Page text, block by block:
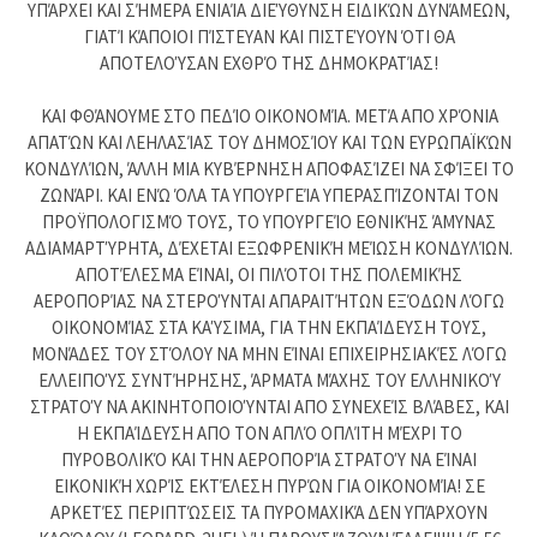
ΥΠΆΡΧΕΙ ΚΑΙ ΣΉΜΕΡΑ ΕΝΙΑΊΑ ΔΙΕΎΘΥΝΣΗ ΕΙΔΙΚΏΝ ΔΥΝΆΜΕΩΝ,
ΓΙΑΤΊ ΚΆΠΟΙΟΙ ΠΊΣΤΕΥΑΝ ΚΑΙ ΠΙΣΤΕΎΟΥΝ ΌΤΙ ΘΑ
ΑΠΟΤΕΛΟΎΣΑΝ ΕΧΘΡΌ ΤΗΣ ΔΗΜΟΚΡΑΤΊΑΣ!
ΚΑΙ ΦΘΆΝΟΥΜΕ ΣΤΟ ΠΕΔΊΟ ΟΙΚΟΝΟΜΊΑ. ΜΕΤΆ ΑΠΟ ΧΡΌΝΙΑ
ΑΠΑΤΏΝ ΚΑΙ ΛΕΗΛΑΣΊΑΣ ΤΟΥ ΔΗΜΟΣΊΟΥ ΚΑΙ ΤΩΝ ΕΥΡΩΠΑΪΚΏΝ
ΚΟΝΔΥΛΊΩΝ, ΆΛΛΗ ΜΙΑ ΚΥΒΈΡΝΗΣΗ ΑΠΟΦΑΣΊΖΕΙ ΝΑ ΣΦΊΞΕΙ ΤΟ
ΖΩΝΆΡΙ. ΚΑΙ ΕΝΏ ΌΛΑ ΤΑ ΥΠΟΥΡΓΕΊΑ ΥΠΕΡΑΣΠΊΖΟΝΤΑΙ ΤΟΝ
ΠΡΟΫΠΟΛΟΓΙΣΜΌ ΤΟΥΣ, ΤΟ ΥΠΟΥΡΓΕΊΟ ΕΘΝΙΚΉΣ ΆΜΥΝΑΣ
ΑΔΙΑΜΑΡΤΎΡΗΤΑ, ΔΈΧΕΤΑΙ ΕΞΩΦΡΕΝΙΚΉ ΜΕΊΩΣΗ ΚΟΝΔΥΛΊΩΝ.
ΑΠΟΤΈΛΕΣΜΑ ΕΊΝΑΙ, ΟΙ ΠΙΛΌΤΟΙ ΤΗΣ ΠΟΛΕΜΙΚΉΣ
ΑΕΡΟΠΟΡΊΑΣ ΝΑ ΣΤΕΡΟΎΝΤΑΙ ΑΠΑΡΑΙΤΉΤΩΝ ΕΞΌΔΩΝ ΛΌΓΩ
ΟΙΚΟΝΟΜΊΑΣ ΣΤΑ ΚΑΎΣΙΜΑ, ΓΙΑ ΤΗΝ ΕΚΠΑΊΔΕΥΣΗ ΤΟΥΣ,
ΜΟΝΆΔΕΣ ΤΟΥ ΣΤΌΛΟΥ ΝΑ ΜΗΝ ΕΊΝΑΙ ΕΠΙΧΕΙΡΗΣΙΑΚΈΣ ΛΌΓΩ
ΕΛΛΕΙΠΟΎΣ ΣΥΝΤΉΡΗΣΗΣ, ΆΡΜΑΤΑ ΜΆΧΗΣ ΤΟΥ ΕΛΛΗΝΙΚΟΎ
ΣΤΡΑΤΟΎ ΝΑ ΑΚΙΝΗΤΟΠΟΙΟΎΝΤΑΙ ΑΠΟ ΣΥΝΕΧΕΊΣ ΒΛΆΒΕΣ, ΚΑΙ
Η ΕΚΠΑΊΔΕΥΣΗ ΑΠΟ ΤΟΝ ΑΠΛΌ ΟΠΛΊΤΗ ΜΈΧΡΙ ΤΟ
ΠΥΡΟΒΟΛΙΚΌ ΚΑΙ ΤΗΝ ΑΕΡΟΠΟΡΊΑ ΣΤΡΑΤΟΎ ΝΑ ΕΊΝΑΙ
ΕΙΚΟΝΙΚΉ ΧΩΡΊΣ ΕΚΤΈΛΕΣΗ ΠΥΡΏΝ ΓΙΑ ΟΙΚΟΝΟΜΊΑ! ΣΕ
ΑΡΚΕΤΈΣ ΠΕΡΙΠΤΏΣΕΙΣ ΤΑ ΠΥΡΟΜΑΧΙΚΆ ΔΕΝ ΥΠΆΡΧΟΥΝ